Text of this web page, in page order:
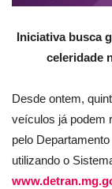
Iniciativa busca
celeridade
Desde ontem,
veículos já podem
pelo
utilizando o